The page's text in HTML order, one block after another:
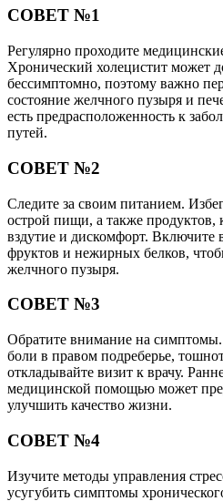
СОВЕТ №1
Регулярно проходите
Хронический холецистит может
бессимптомно, поэтому важно
состояние желчного пузыря и
есть предрасположенность к
путей.
СОВЕТ №2
Следите за своим питанием.
острой пищи, а также продуктов,
вздутие и дискомфорт.
фруктов и нежирных белков,
желчного пузыря.
СОВЕТ №3
Обратите внимание на
боли в правом подреберье,
откладывайте визит к врачу.
медицинской помощью может
улучшить качество жизни.
СОВЕТ №4
Изучите методы управления
усугубить симптомы